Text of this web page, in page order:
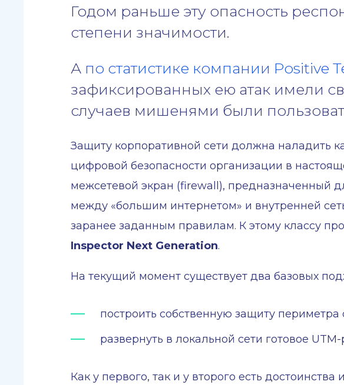
Годом раньше эту опасность
степени значимости.
А по статистике компании Positive
зафиксированных ею атак имели
случаев мишенями были
Защиту корпоративной сети должна наладить
цифровой безопасности организации в
межсетевой экран (firewall), предназначенный
между «большим интернетом» и внутренней
заранее заданным правилам. К этому классу
Inspector Next Generation.
На текущий момент существует два базовых
построить собственную защиту периметра
развернуть в локальной сети готовое
Как у первого, так и у второго есть